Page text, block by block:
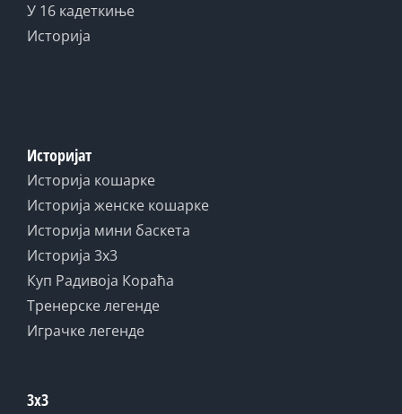
У 16 кадеткиње
Историја
Историјат
Историја кошарке
Историја женске кошарке
Историја мини баскета
Историја 3x3
Куп Радивоја Кораћа
Тренерске легенде
Играчке легенде
3x3